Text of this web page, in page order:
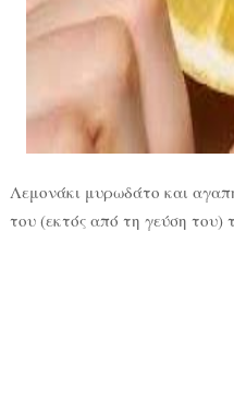
Λεμονάκι μυρωδάτο και
του (εκτός από τη γεύση του)